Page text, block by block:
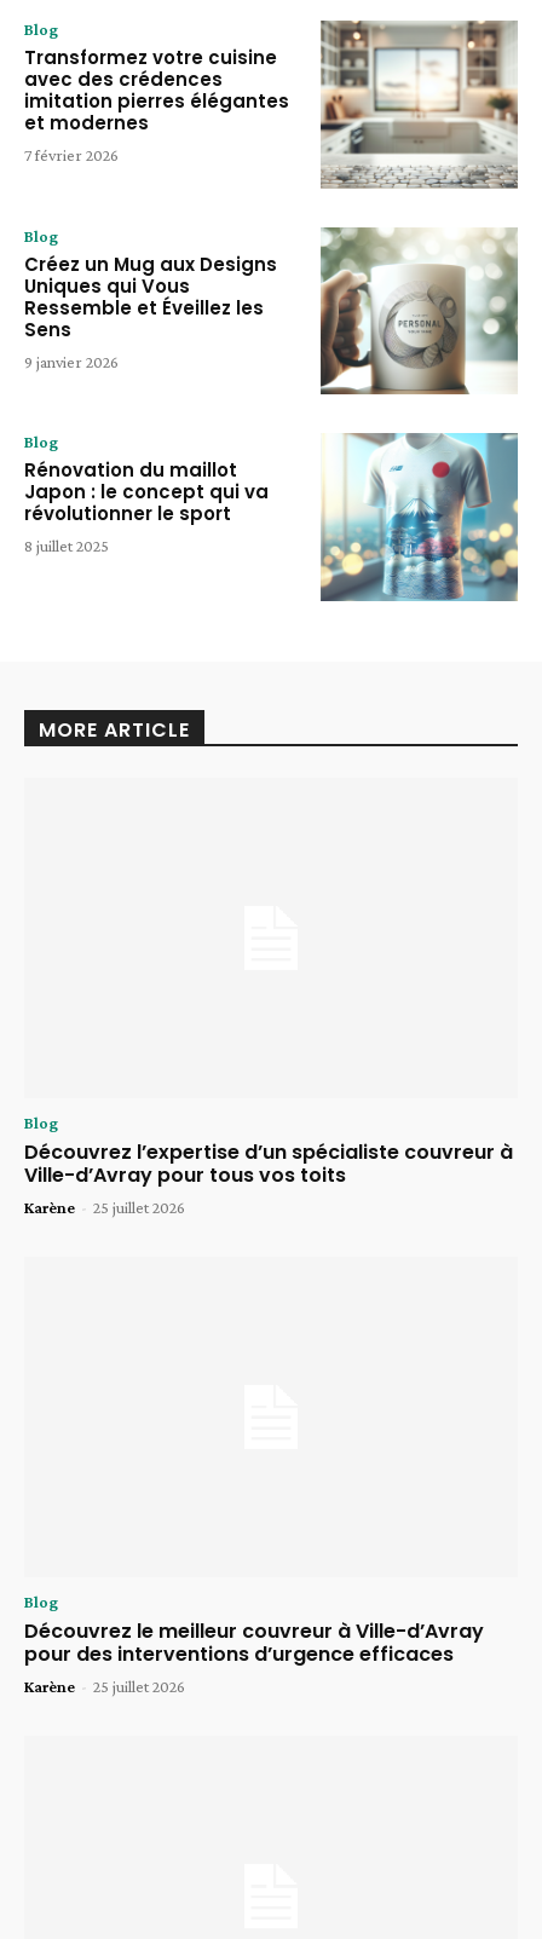
Blog
Transformez votre cuisine
avec des crédences
imitation pierres élégantes
et modernes
7 février 2026
Blog
Créez un Mug aux Designs
Uniques qui Vous
Ressemble et Éveillez les
Sens
9 janvier 2026
Blog
Rénovation du maillot
Japon : le concept qui va
révolutionner le sport
8 juillet 2025
MORE ARTICLE
Blog
Découvrez l’expertise d’un spécialiste couvreur à
Ville-d’Avray pour tous vos toits
Karène - 25 juillet 2026
Blog
Découvrez le meilleur couvreur à Ville-d’Avray
pour des interventions d’urgence efficaces
Karène - 25 juillet 2026